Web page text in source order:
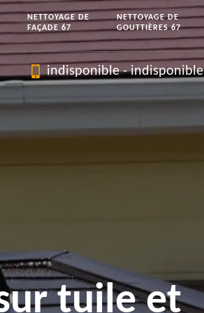
NETTOYAGE DE
FAÇADE 67
NETTOYAGE DE
GOUTTIÈRES 67
indisponible-indisponible
tuile et